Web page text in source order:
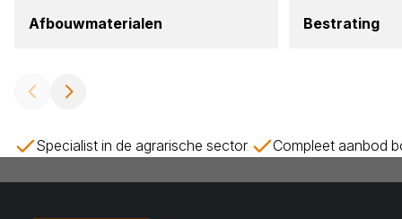
Afbouw­ma­te­ri­a­len Bestra­ting
Specialist in de agrarische sector Compleet aanbod